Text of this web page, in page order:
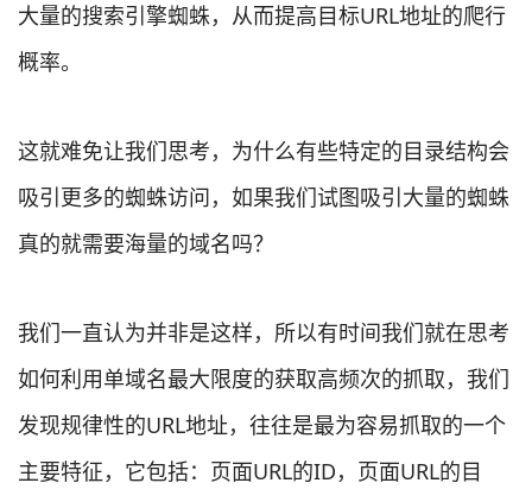
大量的搜索引擎蜘蛛，从而提高目标URL地址的爬行
概率。
这就难免让我们思考，为什么有些特定的目录结构会
吸引更多的蜘蛛访问，如果我们试图吸引大量的蜘蛛
真的就需要海量的域名吗？
我们一直认为并非是这样，所以有时间我们就在思考
如何利用单域名最大限度的获取高频次的抓取，我们
发现规律性的URL地址，往往是最为容易抓取的一个
主要特征，它包括：页面URL的ID，页面URL的目